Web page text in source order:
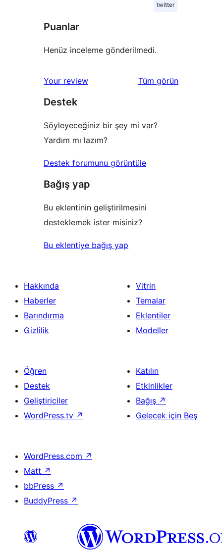
twitter
Puanlar
Henüz inceleme gönderilmedi.
Your review Tüm değerlendirmeleri
görün
Destek
Söyleyeceğiniz bir şey mi var?
Yardım mı lazım?
Destek forumunu görüntüle
Bağış yap
Bu eklentinin geliştirilmesini
desteklemek ister misiniz?
Bu eklentiye bağış yap
Hakkında
Haberler
Barındırma
Gizlilik
Vitrin
Temalar
Eklentiler
Modeller
Öğren
Destek
Geliştiriciler
WordPress.tv ↗
Katılın
Etkinlikler
Bağış ↗
Gelecek için Beş
WordPress.com ↗
Matt ↗
bbPress ↗
BuddyPress ↗